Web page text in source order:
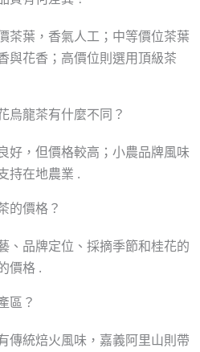
茶葉，香氣人工；中等價位茶葉
與花香；高價位則選用頂級茶
烏龍茶有什麼不同？
好，但價格較高；小農品牌風味
持在地農業 .
的價格？
、品牌定位、採摘季節和桂花的
價格 .
區？
傳統焙火風味，嘉義阿里山則帶